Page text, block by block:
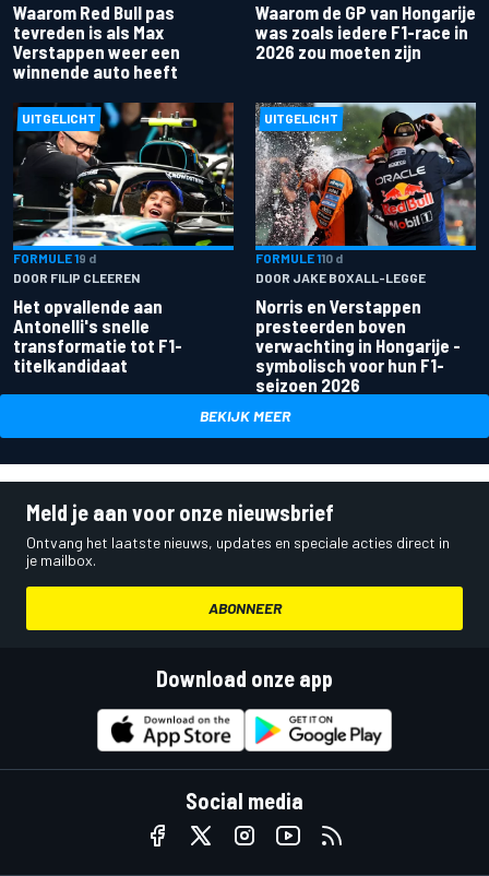
Waarom Red Bull pas
tevreden is als Max
Verstappen weer een
winnende auto heeft
Waarom de GP van Hongarije
was zoals iedere F1-race in
2026 zou moeten zijn
UITGELICHT
FORMULE 19 d
DOOR FILIP CLEEREN
Het opvallende aan
Antonelli's snelle
transformatie tot F1-
titelkandidaat
UITGELICHT
FORMULE 110 d
DOOR JAKE BOXALL-LEGGE
Norris en Verstappen
presteerden boven
verwachting in Hongarije -
symbolisch voor hun F1-
seizoen 2026
BEKIJK MEER
Meld je aan voor onze nieuwsbrief
Ontvang het laatste nieuws, updates en speciale acties direct in
je mailbox.
ABONNEER
Download onze app
Social media